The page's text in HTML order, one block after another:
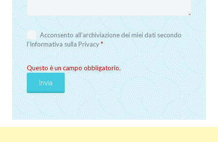
Acconsento all’archiviazione dei miei dati secondo
l’Informativa sulla Privacy*
Questo è un campo obbligatorio.